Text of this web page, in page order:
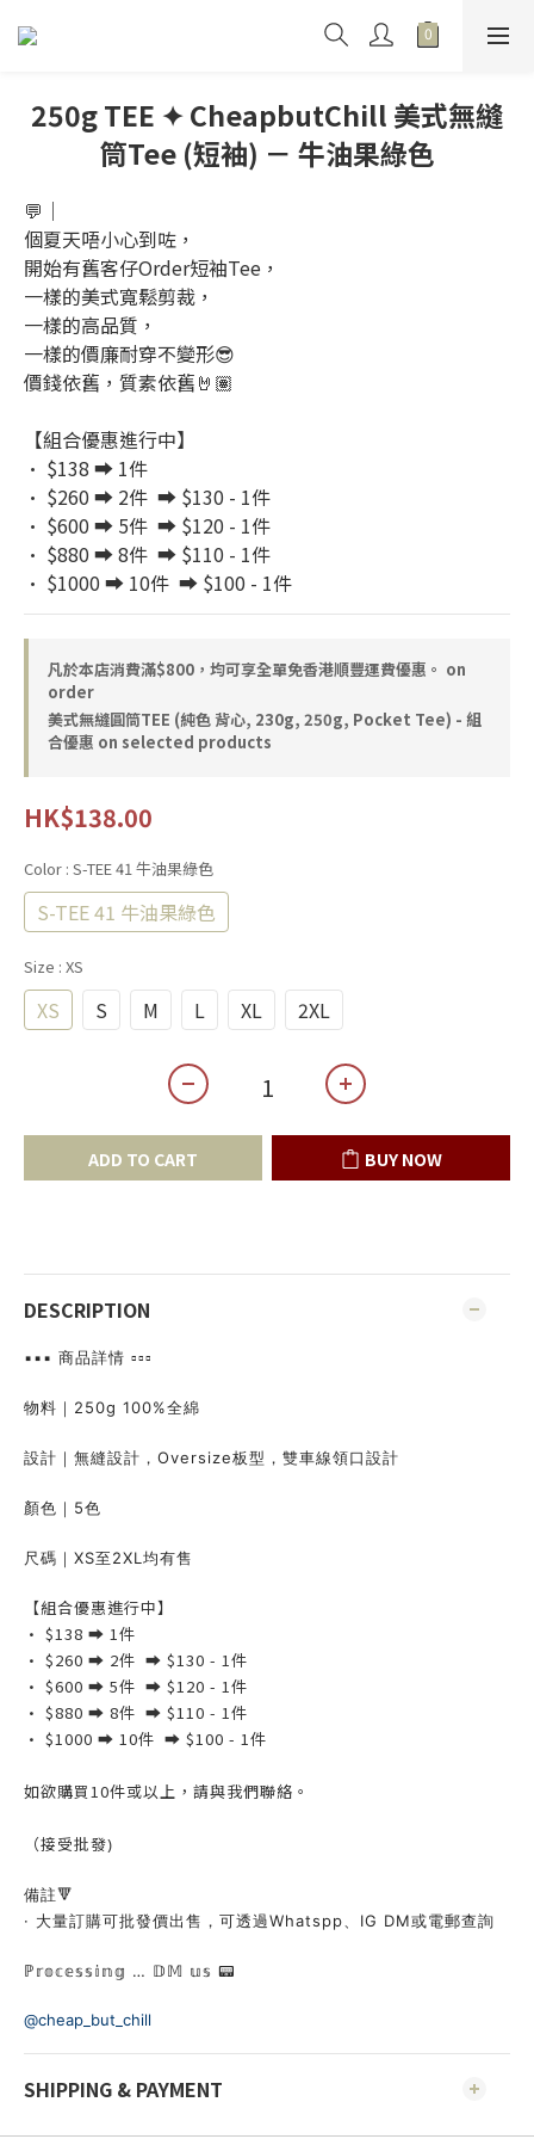
250g TEE ✦ CheapbutChill 美式無縫
筒Tee (短袖) － 牛油果綠色
💬｜
個夏天唔小心到咗，
開始有舊客仔Order短袖Tee，
一樣的美式寬鬆剪裁，
一樣的高品質，
一樣的價廉耐穿不變形😎
價錢依舊，質素依舊🤘🏽
【組合優惠進行中】
· $138 ➡️ 1件
· $260 ➡️ 2件  ➡️ $130 - 1件
· $600 ➡️ 5件  ➡️ $120 - 1件
· $880 ➡️ 8件  ➡️ $110 - 1件
· $1000 ➡️ 10件  ➡️ $100 - 1件
凡於本店消費滿$800，均可享全單免香港順豐運費優惠。 on
order
美式無縫圓筒TEE (純色 背心, 230g, 250g, Pocket Tee) - 組
合優惠 on selected products
HK$138.00
Color : S-TEE 41 牛油果綠色
S-TEE 41 牛油果綠色
Size : XS
XS S M L XL 2XL
ADD TO CART BUY NOW
DESCRIPTION
▪️▪️▪️ 商品詳情 ▫️▫️▫️
物料｜250g 100%全綿
設計｜無縫設計，Oversize板型，雙車線領口設計
顏色｜5色
尺碼｜XS至2XL均有售
【組合優惠進行中】
· $138 ➡️ 1件
· $260 ➡️ 2件 ➡️ $130 - 1件
· $600 ➡️ 5件 ➡️ $120 - 1件
· $880 ➡️ 8件 ➡️ $110 - 1件
· $1000 ➡️ 10件 ➡️ $100 - 1件
如欲購買10件或以上，請與我們聯絡。
（接受批發)
備註🔻
· 大量訂購可批發價出售， 可透過Whatspp、IG DM或電郵查詢
ℙ𝕣𝕠𝕔𝕖𝕤𝕤𝕚𝕟𝕘 … 𝔻𝕄 𝕦𝕤 📟
@cheap_but_chill
SHIPPING & PAYMENT